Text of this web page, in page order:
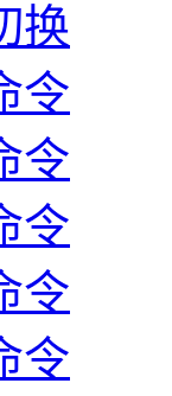
换
令
令
令
令
令